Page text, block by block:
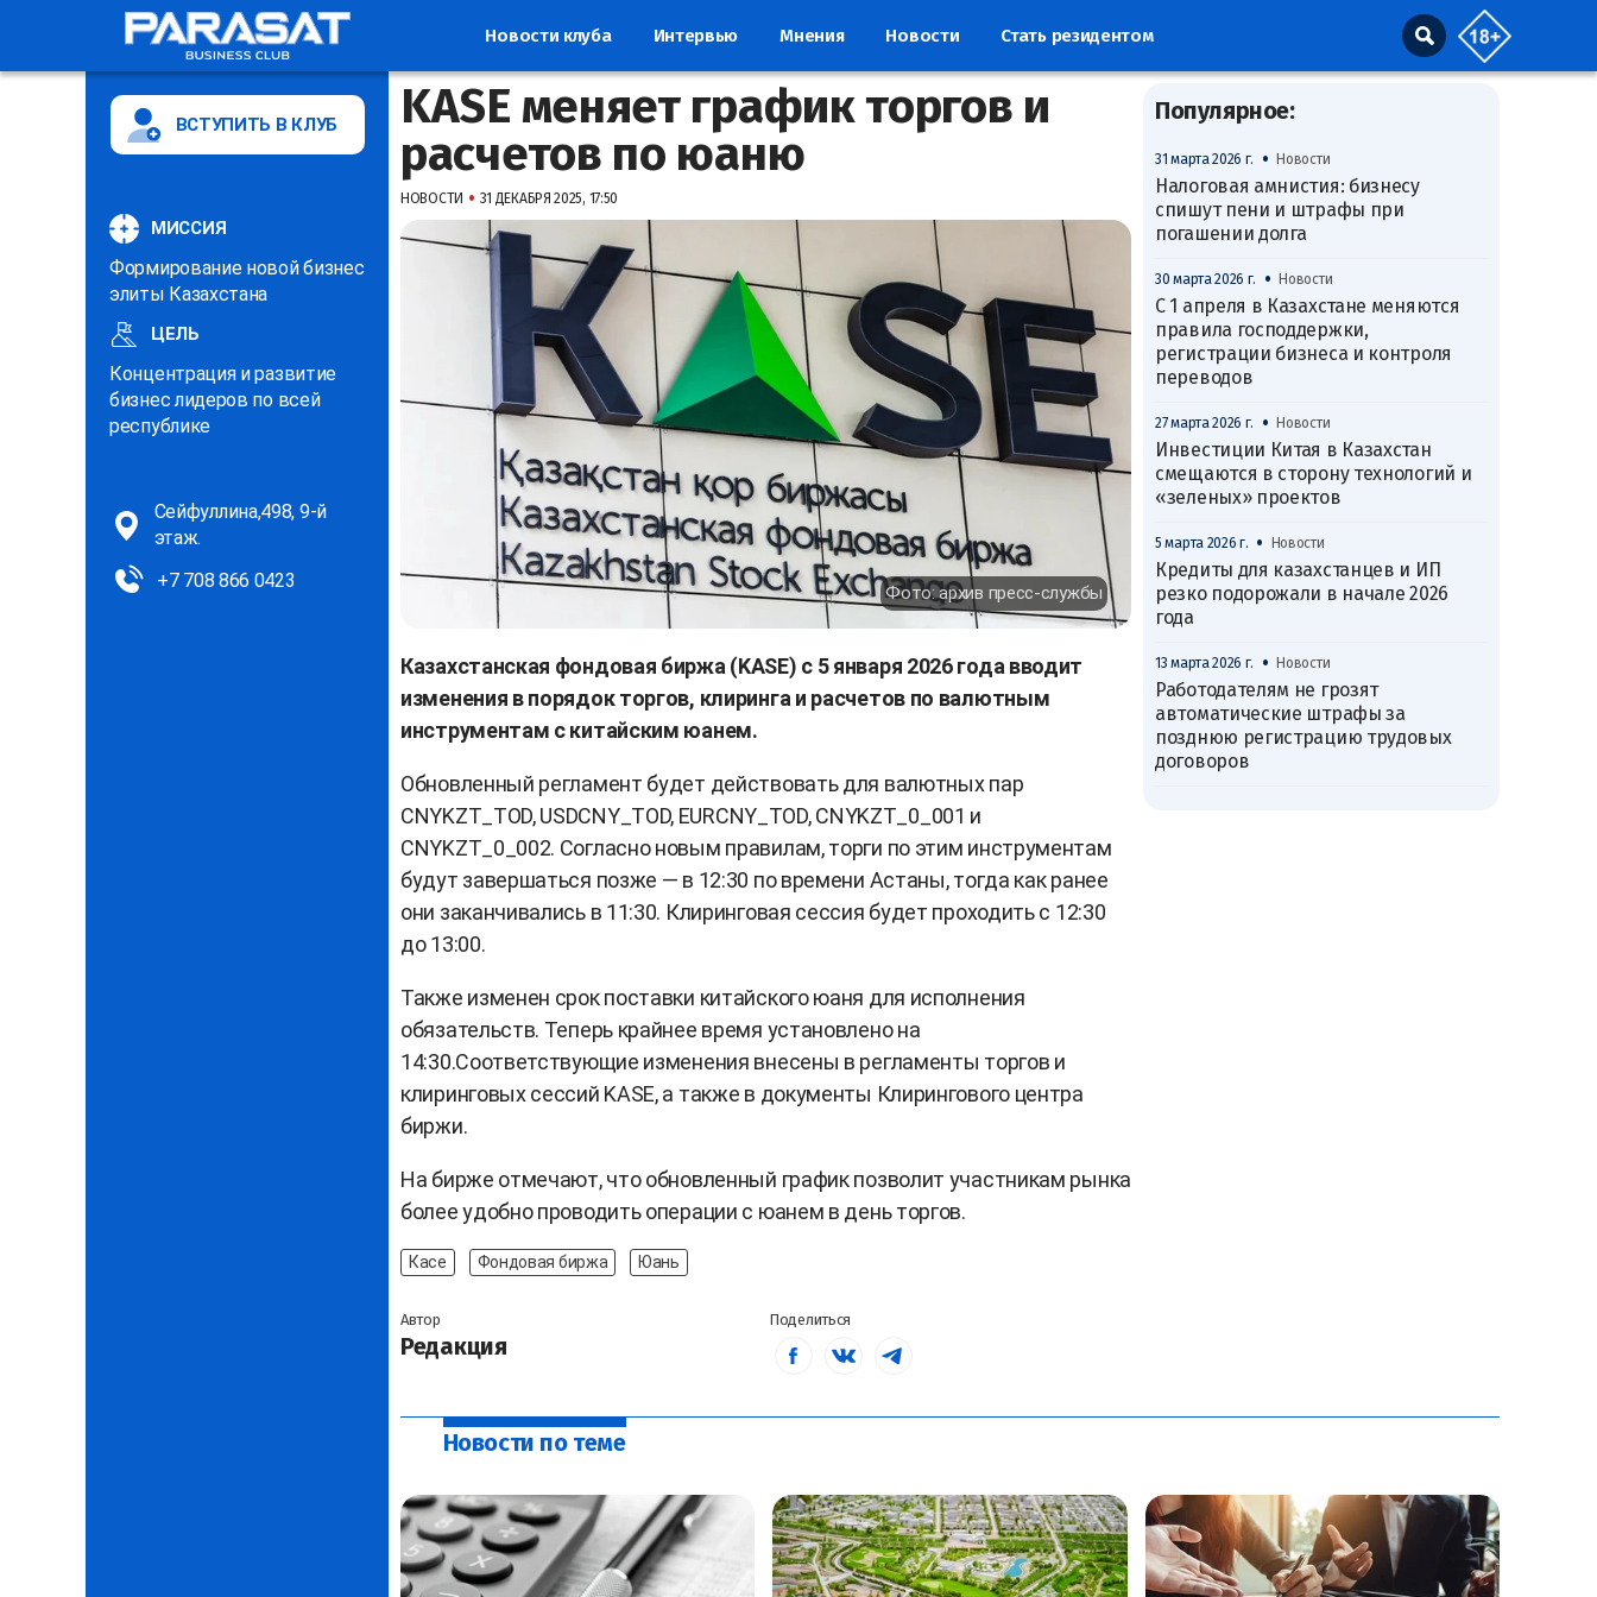
Новости клуба Интервью Мнения Новости Стать резидентом
ВСТУПИТЬ В КЛУБ
МИССИЯ
Формирование новой бизнес
элиты Казахстана
ЦЕЛЬ
Концентрация и развитие
бизнес лидеров по всей
республике
Сейфуллина,498, 9-й
этаж.
+7 708 866 0423
KASE меняет график торгов и
расчетов по юаню
НОВОСТИ • 31 ДЕКАБРЯ 2025, 17:50
Фото: архив пресс-службы
Казахстанская фондовая биржа (KASE) с 5 января 2026 года вводит
изменения в порядок торгов, клиринга и расчетов по валютным
инструментам с китайским юанем.
Обновленный регламент будет действовать для валютных пар
CNYKZT_TOD, USDCNY_TOD, EURCNY_TOD, CNYKZT_0_001 и
CNYKZT_0_002. Согласно новым правилам, торги по этим инструментам
будут завершаться позже — в 12:30 по времени Астаны, тогда как ранее
они заканчивались в 11:30. Клиринговая сессия будет проходить с 12:30
до 13:00.
Также изменен срок поставки китайского юаня для исполнения
обязательств. Теперь крайнее время установлено на
14:30.Соответствующие изменения внесены в регламенты торгов и
клиринговых сессий KASE, а также в документы Клирингового центра
биржи.
На бирже отмечают, что обновленный график позволит участникам рынка
более удобно проводить операции с юанем в день торгов.
Касе Фондовая биржа Юань
Автор
Редакция
Поделиться
Популярное:
31 марта 2026 г. • Новости
Налоговая амнистия: бизнесу
спишут пени и штрафы при
погашении долга
30 марта 2026 г. • Новости
С 1 апреля в Казахстане меняются
правила господдержки,
регистрации бизнеса и контроля
переводов
27 марта 2026 г. • Новости
Инвестиции Китая в Казахстан
смещаются в сторону технологий и
«зеленых» проектов
5 марта 2026 г. • Новости
Кредиты для казахстанцев и ИП
резко подорожали в начале 2026
года
13 марта 2026 г. • Новости
Работодателям не грозят
автоматические штрафы за
позднюю регистрацию трудовых
договоров
Новости по теме